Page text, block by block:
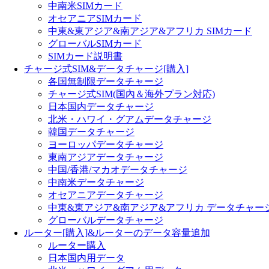
中南米SIMカード
オセアニアSIMカード
中東&東アジア&南アジア&アフリカ SIMカード
グローバルSIMカード
SIMカード説明書
チャージ式SIM&データチャージ[購入]
各国無制限データチャージ
チャージ式SIM(国內＆海外プラン対応)
日本国内データチャージ
北米・ハワイ・グアムデータチャージ
韓国データチャージ
ヨーロッパデータチャージ
東南アジアデータチャージ
中国/香港/マカオデータチャージ
中南米データチャージ
オセアニアデータチャージ
中東&東アジア&南アジア&アフリカ データチャー
グローバルデータチャージ
ルーター[購入]&ルーターのデータ容量追加
ルーター購入
日本国内用データ